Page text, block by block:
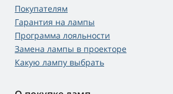
Покупателям
Гарантия на лампы
Программа лояльности
Замена лампы в проекторе
Какую лампу выбрать